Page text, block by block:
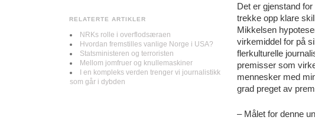
Det er gjenstand
trekke opp klare
Mikkelsen
virkemiddel for på
flerkulturelle
premisser som
mennesker med
grad preget av
– Målet for denne
RELATERTE ARTIKLER
NRKs rolle i overflodsæraen
Hvordan fremstilles vanlige Norge i USA?
Statsministeren og terroristen
Mellom jomfruer og knullemaskiner
I en kompleks verden trenger vi journalistikk
som går i dybden